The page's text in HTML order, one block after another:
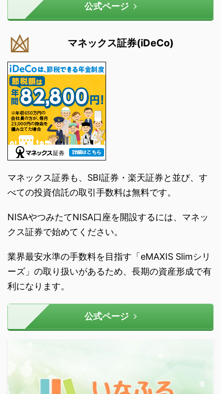
公式ページ
マネックス証券(iDeCo)
マネックス証券も、SBI証券・楽天証券と並び、す
べての投資信託の取引手数料は無料です。
NISAやつみたてNISA口座を開設するには、マネッ
クス証券で始めてください。
業界最安水準の手数料を目指す「eMAXIS Slimシリ
ーズ」の取り扱いがあるため、長期の資産形成で有
利になります。
公式ページ